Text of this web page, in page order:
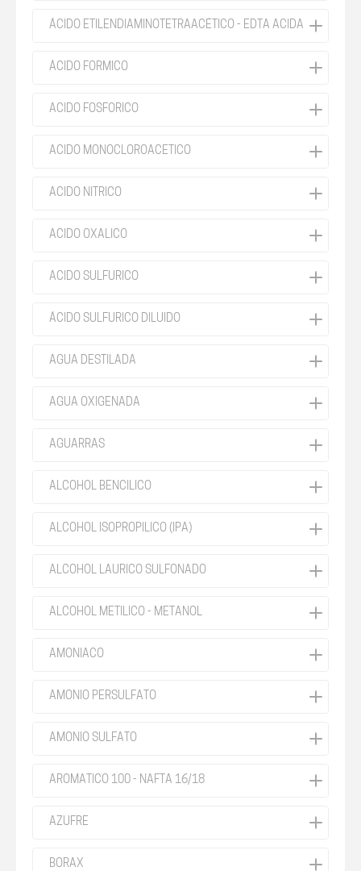
ÁCIDO ETILENDIAMINOTETRAACÉTICO - EDTA ACIDA
ÁCIDO FORMICO
ACIDO FOSFORICO
ACIDO MONOCLOROACETICO
ACIDO NITRICO
ACIDO OXALICO
ACIDO SULFURICO
ÁCIDO SULFURICO DILUIDO
AGUA DESTILADA
AGUA OXIGENADA
AGUARRAS
ALCOHOL BENCILICO
ALCOHOL ISOPROPILICO (IPA)
ALCOHOL LAURICO SULFONADO
ALCOHOL METILICO - METANOL
AMONIACO
AMONIO PERSULFATO
AMONIO SULFATO
AROMATICO 100 - NAFTA 16/18
AZUFRE
BORAX